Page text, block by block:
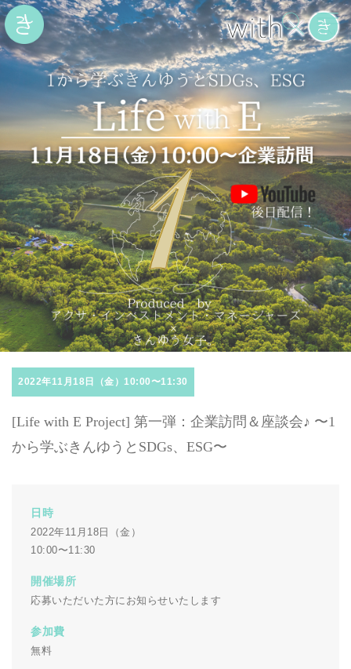
2022年11月18日（金）10:00〜11:30
[Life with E Project] 第一弾：企業訪問＆座談会♪ 〜1
から学ぶきんゆうとSDGs、ESG〜
日時
2022年11月18日（金）
10:00〜11:30
開催場所
応募いただいた方にお知らせいたします
参加費
無料